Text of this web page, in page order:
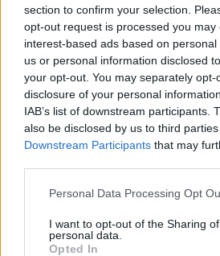
section to confirm your selection.
opt-out request is processed you may
interest-based ads based on
us or personal information disclosed
your opt-out. You may separately
disclosure of your personal
IAB’s list of downstream participants.
also be disclosed by us to third
Downstream Participants that may
Personal Data Processing Opt
I want to opt-out of the Sharing
personal data.
Opted In
Redazione
info@legnanonews.com
Noi della redazione di
l'informazione del nostro territorio
sempre in prima linea per
giuseppe colombo
lorenzo radice
norberto albertalli
legnano